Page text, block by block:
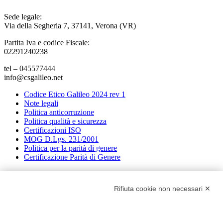
Sede legale:
Via della Segheria 7, 37141, Verona (VR)
Partita Iva e codice Fiscale:
02291240238
tel – 045577444
info@csgalileo.net
Codice Etico Galileo 2024 rev 1
Note legali
Politica anticorruzione
Politica qualità e sicurezza
Certificazioni ISO
MOG D.Lgs. 231/2001
Politica per la parità di genere
Certificazione Parità di Genere
Codice Etico Galileo 2024 rev 1
Rifiuta cookie non necessari ✕